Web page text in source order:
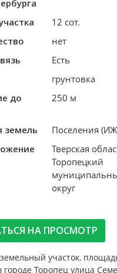
12 сот.
нет
Есть
грунтовка
до
250 м
земель
Поселения
Тверская
Торопецкий
округ
НА ПРОСМОТР
участок,
городе Торопец улица